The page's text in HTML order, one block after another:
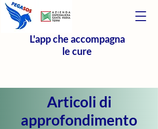
L'app che accompagna
le cure
Articoli di
approfondimento